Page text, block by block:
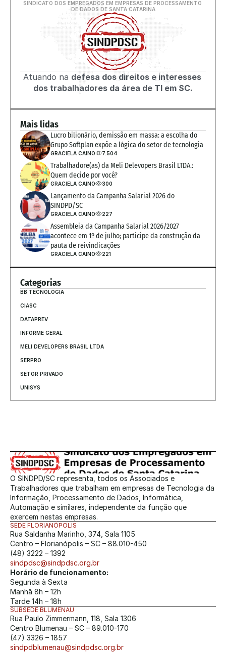
SINDICATO DOS EMPREGADOS EM EMPRESAS DE PROCESSAMENTO
DE DADOS DE SANTA CATARINA
Atuando na defesa dos direitos e interesses
dos trabalhadores da área de TI em SC.
Mais lidas
Lucro bilionário, demissão em massa: a escolha do
Grupo Softplan expõe a lógica do setor de tecnologia
GRACIELA CAINO 7.504
Trabalhadore(as) da Meli Delevopers Brasil LTDA.:
Quem decide por você?
GRACIELA CAINO 300
Lançamento da Campanha Salarial 2026 do
SINDPD/SC
GRACIELA CAINO 227
Assembleia da Campanha Salarial 2026/2027
acontece em 1º de julho; participe da construção da
pauta de reivindicações
GRACIELA CAINO 221
Categorias
BB TECNOLOGIA
CIASC
DATAPREV
INFORME GERAL
MELI DEVELOPERS BRASIL LTDA
SERPRO
SETOR PRIVADO
UNISYS
O SINDPD/SC representa, todos os Associados e
Trabalhadores que trabalham em empresas de Tecnologia da
Informação, Processamento de Dados, Informática,
Automação e similares, independente da função que
exercem nestas empresas.
SEDE FLORIANÓPOLIS
Rua Saldanha Marinho, 374, Sala 1105
Centro – Florianópolis – SC – 88.010-450
(48) 3222 – 1392
sindpdsc@sindpdsc.org.br
Horário de funcionamento:
Segunda à Sexta
Manhã 8h – 12h
Tarde 14h – 18h
SUBSEDE BLUMENAU
Rua Paulo Zimmermann, 118, Sala 1306
Centro Blumenau – SC – 89.010-170
(47) 3326 – 1857
sindpdblumenau@sindpdsc.org.br